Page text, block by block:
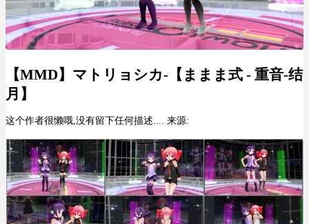
【MMD】マトリョシカ-【ままま式 - 重音-结
月】
这个作者很懒哦,没有留下任何描述.... 来源: